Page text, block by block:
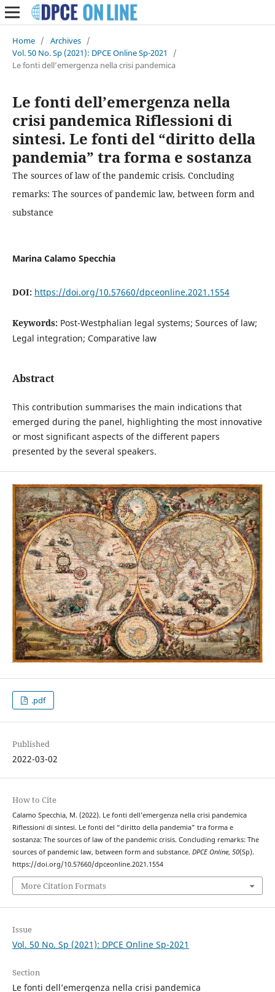
Home / Archives /
Vol. 50 No. Sp (2021): DPCE Online Sp-2021
/
Le fonti dell’emergenza nella crisi pandemica
Le fonti dell’emergenza nella
crisi pandemica Riflessioni di
sintesi. Le fonti del “diritto della
pandemia” tra forma e sostanza
The sources of law of the pandemic crisis. Concluding
remarks: The sources of pandemic law, between form and
substance
Marina Calamo Specchia
DOI: https://doi.org/10.57660/dpceonline.2021.1554
Keywords: Post-Westphalian legal systems; Sources of law;
Legal integration; Comparative law
Abstract
This contribution summarises the main indications that
emerged during the panel, highlighting the most innovative
or most significant aspects of the different papers
presented by the several speakers.
.pdf
Published
2022-03-02
How to Cite
Calamo Specchia, M. (2022). Le fonti dell’emergenza nella crisi pandemica
Riflessioni di sintesi. Le fonti del “diritto della pandemia” tra forma e
sostanza: The sources of law of the pandemic crisis. Concluding remarks: The
sources of pandemic law, between form and substance. DPCE Online, 50(Sp).
https://doi.org/10.57660/dpceonline.2021.1554
More Citation Formats
Issue
Vol. 50 No. Sp (2021): DPCE Online Sp-2021
Section
Le fonti dell’emergenza nella crisi pandemica